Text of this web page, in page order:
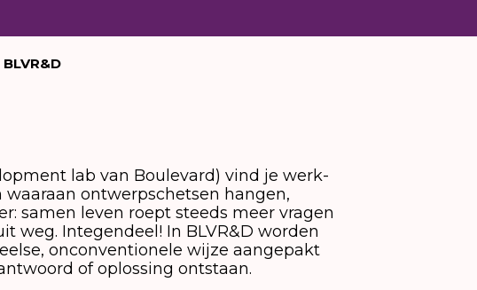
lab van Boulevard) vind je werk-
ontwerpschetsen hangen,
samen leven roept steeds meer vragen
weg. Integendeel! In BLVR&D worden
onconventionele wijze aangepakt
of oplossing ontstaan.